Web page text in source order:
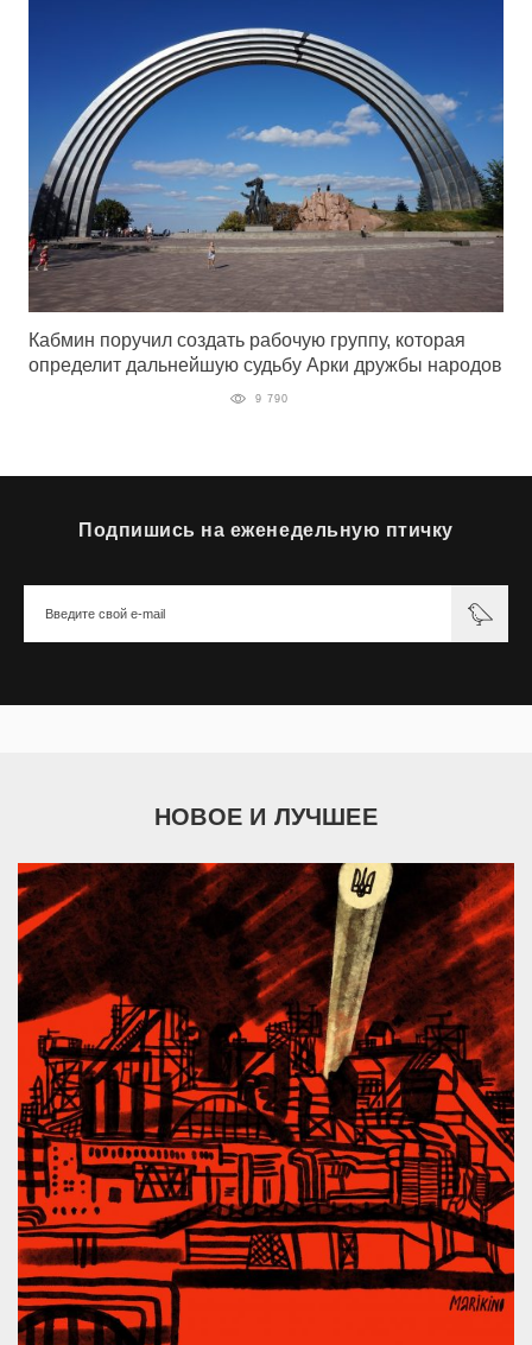
Кабмин поручил создать рабочую группу, которая
определит дальнейшую судьбу Арки дружбы народов
9 790
Подпишись на еженедельную птичку
НОВОЕ И ЛУЧШЕЕ